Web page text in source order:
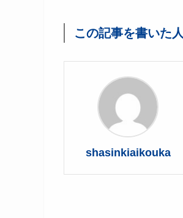
この記事を書いた人
shasinkiaikouka